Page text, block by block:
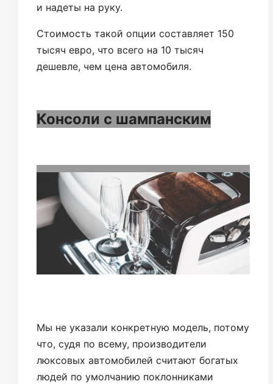
и надеты на руку.
Стоимость такой опции составляет 150
тысяч евро, что всего на 10 тысяч
дешевле, чем цена автомобиля.
Консоли с шампанским
Мы не указали конкретную модель, потому
что, судя по всему, производители
люксовых автомобилей считают богатых
людей по умолчанию поклонниками